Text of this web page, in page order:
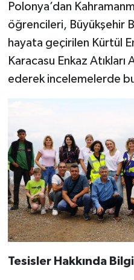
Polonya’dan
öğrencileri, Büyükşehir
hayata geçirilen Kürtül
Karacasu Enkaz Atıkları
ederek incelemelerde
Tesisler Hakkında